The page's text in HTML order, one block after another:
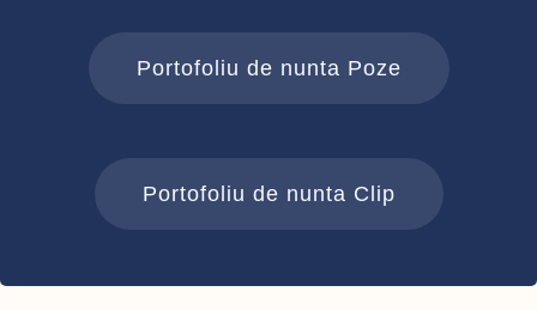
Portofoliu de nunta Poze
Portofoliu de nunta Clip